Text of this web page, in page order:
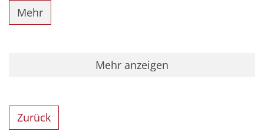
Mehr
Mehr anzeigen
Zurück